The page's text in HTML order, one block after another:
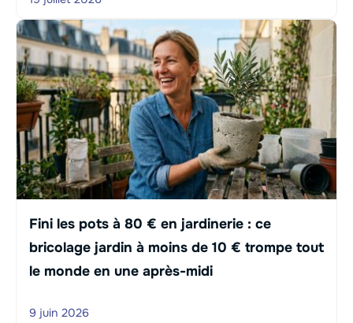
Fini les pots à 80 € en jardinerie : ce
bricolage jardin à moins de 10 € trompe tout
le monde en une après-midi
9 juin 2026